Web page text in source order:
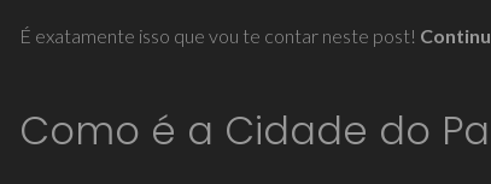
É exatamente isso que vou te contar neste post!
Como é a Cidade do